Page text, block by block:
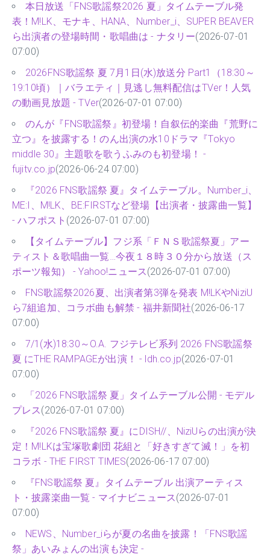
本日放送「FNS歌謡祭2026 夏」タイムテーブル発
表！M!LK、モナキ、HANA、Number_i、SUPER BEAVER
ら出演者の登場時間・歌唱曲は - ナタリー(2026-07-01
07:00)
2026FNS歌謡祭 夏 7月1日(水)放送分 Part1（18:30～
19:10頃）｜バラエティ｜見逃し無料配信はTVer！人気
の動画見放題 - TVer(2026-07-01 07:00)
のんが『FNS歌謡祭』初登場！自叙伝的楽曲『荒野に
立つ』を披露する！のん出演の水10ドラマ『Tokyo
middle 30』主題歌を歌うふみのも初登場！ -
fujitv.co.jp(2026-06-24 07:00)
『2026 FNS歌謡祭 夏』タイムテーブル。Number_i、
ME:I、M!LK、BE:FIRSTなど登場【出演者・披露曲一覧】
- ハフポスト (2026-07-01 07:00)
【タイムテーブル】フジ系「ＦＮＳ歌謡祭夏」アー
ティスト＆歌唱曲一覧…今夜１８時３０分から放送（ス
ポーツ報知） - Yahoo!ニュース(2026-07-01 07:00)
FNS歌謡祭2026夏、出演者第3弾を発表 M!LKやNiziU
ら7組追加、コラボ曲も解禁 - 福井新聞社(2026-06-17
07:00)
7/1(水)18:30～O.A. フジテレビ系列 2026 FNS歌謡祭
夏 にTHE RAMPAGEが出演！ - ldh.co.jp(2026-07-01
07:00)
「2026 FNS歌謡祭 夏」タイムテーブル公開 - モデル
プレス(2026-07-01 07:00)
『2026 FNS歌謡祭 夏』にDISH//、NiziUらの出演が決
定！M!LKは宝塚歌劇団 花組と「好きすぎて滅！」を初
コラボ - THE FIRST TIMES(2026-06-17 07:00)
『FNS歌謡祭 夏』タイムテーブル 出演アーティス
ト・披露楽曲一覧 - マイナビニュース(2026-07-01
07:00)
NEWS、Number_iらが夏の名曲を披露！「FNS歌謡
祭」あいみょんの出演も決定 -